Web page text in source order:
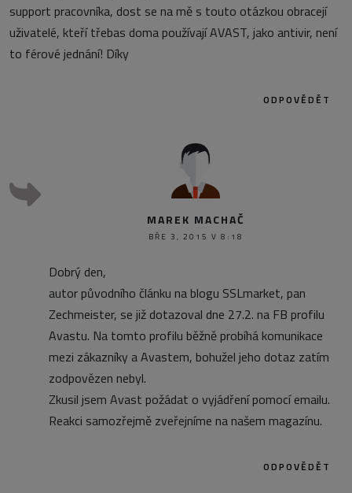
support pracovníka, dost se na mě s touto otázkou obracejí
uživatelé, kteří třebas doma používají AVAST, jako antivir, není
to férové jednání! Díky
ODPOVĚDĚT
MAREK MACHAČ
BŘE 3, 2015 V 8:18
Dobrý den,
autor původního článku na blogu SSLmarket, pan
Zechmeister, se již dotazoval dne 27.2. na FB profilu
Avastu. Na tomto profilu běžně probíhá komunikace
mezi zákazníky a Avastem, bohužel jeho dotaz zatím
zodpovězen nebyl.
Zkusil jsem Avast požádat o vyjádření pomocí emailu.
Reakci samozřejmě zveřejníme na našem magazínu.
ODPOVĚDĚT